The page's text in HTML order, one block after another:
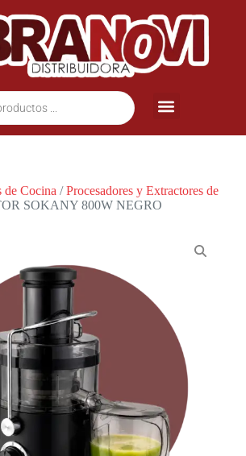
de Cocina /Procesadores y Extractores de
SOKANY 800W NEGRO